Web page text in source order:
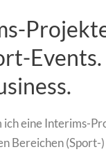
Events.
ich eine Interims-
Bereichen